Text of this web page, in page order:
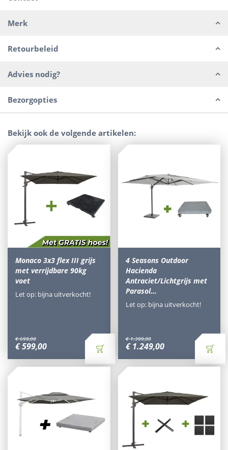
Merk
Retourbeleid
Advies nodig?
Bezorgopties
Bekijk ook de volgende artikelen:
Monaco 3x3 flex III grijs
met verrijdbare 90kg
voet
€ 699,00
€599,00
Let op: bijna uitverkocht!
4 Seasons Outdoor
Hacienda
Antraciet/Lichtgrijs met
Parasol…
€ 1.399,00
€ 1.249,00
Let op: bijna uitverkocht!